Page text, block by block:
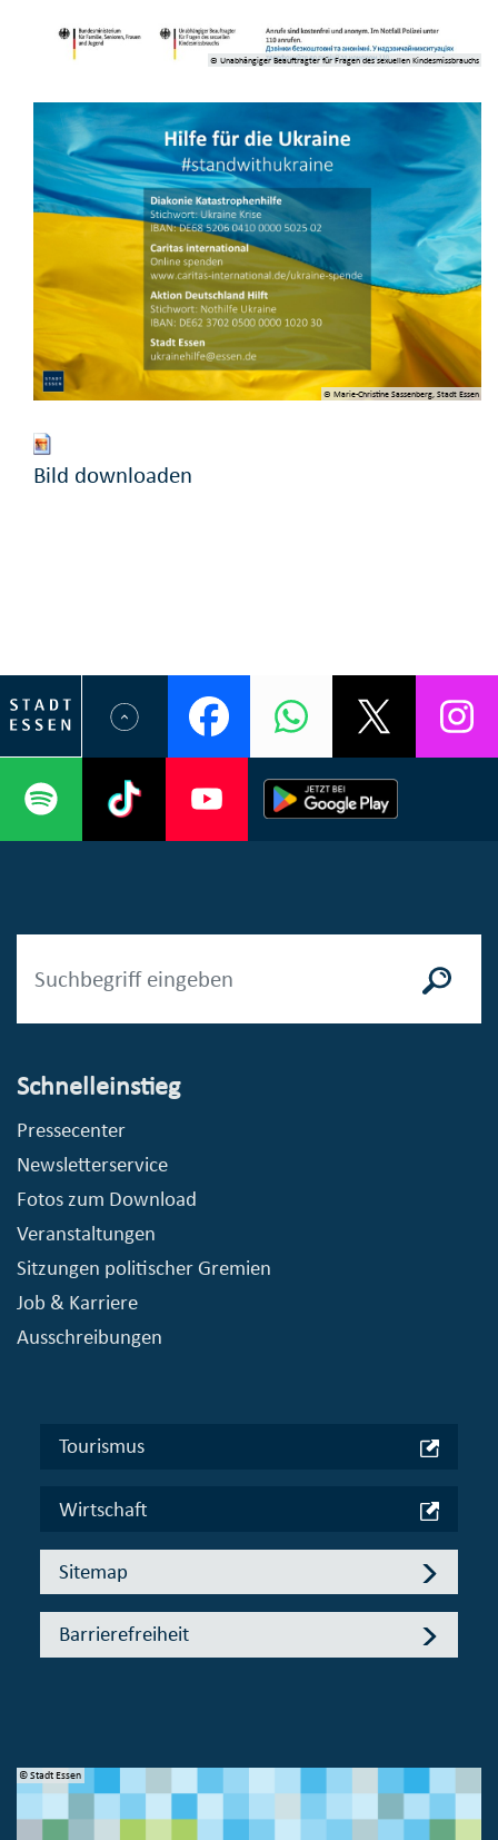
© Unabhängiger Beauftragter für Fragen des sexuellen Kindesmissbrauchs
© Marie-Christine Sassenberg, Stadt Essen
Bild downloaden
Schnelleinstieg
Pressecenter
Newsletterservice
Fotos zum Download
Veranstaltungen
Sitzungen politischer Gremien
Job & Karriere
Ausschreibungen
Tourismus
Wirtschaft
Sitemap
Barrierefreiheit
© Bundesministerium des Innern, für Bau und Heimat